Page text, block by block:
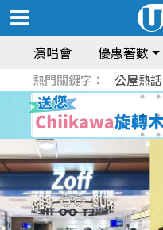
演唱會 優惠著數
熱門關鍵字： 公屋熱話